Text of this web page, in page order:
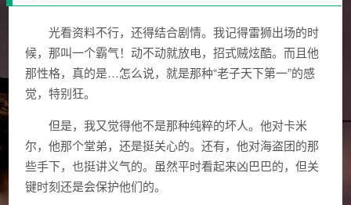
光看资料不行，还得结合剧情。我记得雷狮出场的时
候，那叫一个霸气！动不动就放电，招式贼炫酷。而且他
那性格，真的是…怎么说，就是那种“老子天下第一”的感
觉，特别狂。
但是，我又觉得他不是那种纯粹的坏人。他对卡米
尔，他那个堂弟，还是挺关心的。还有，他对海盗团的那
些手下，也挺讲义气的。虽然平时看起来凶巴巴的，但关
键时刻还是会保护他们的。